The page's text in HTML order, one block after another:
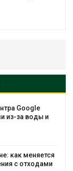
Дождевая вода с
городам
строительство
уборку